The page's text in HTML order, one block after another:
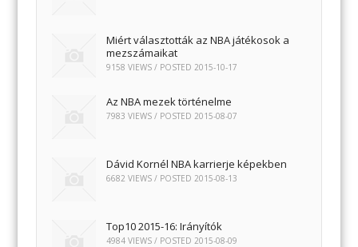
Miért választották az NBA játékosok a
mezszámaikat
9158 VIEWS / POSTED 2015-10-17
Az NBA mezek történelme
7983 VIEWS / POSTED2015-08-07
Dávid Kornél NBA karrierje képekben
6682 VIEWS / POSTED2015-08-13
Top10 2015-16: Irányítók
4984 VIEWS / POSTED 2015-08-09